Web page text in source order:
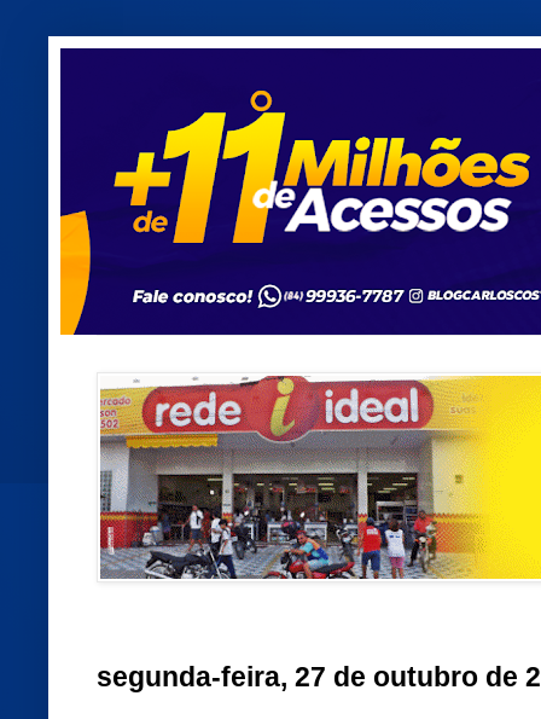
segunda-feira, 27 de outubro de